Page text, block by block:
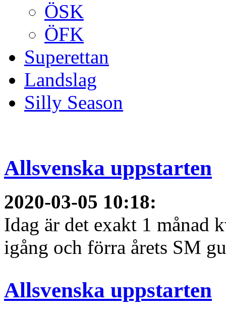
ÖSK
ÖFK
Superettan
Landslag
Silly Season
Allsvenska uppstarten
2020-03-05 10:18:
Idag är det exakt 1 månad
igång och förra årets SM
Allsvenska uppstarten